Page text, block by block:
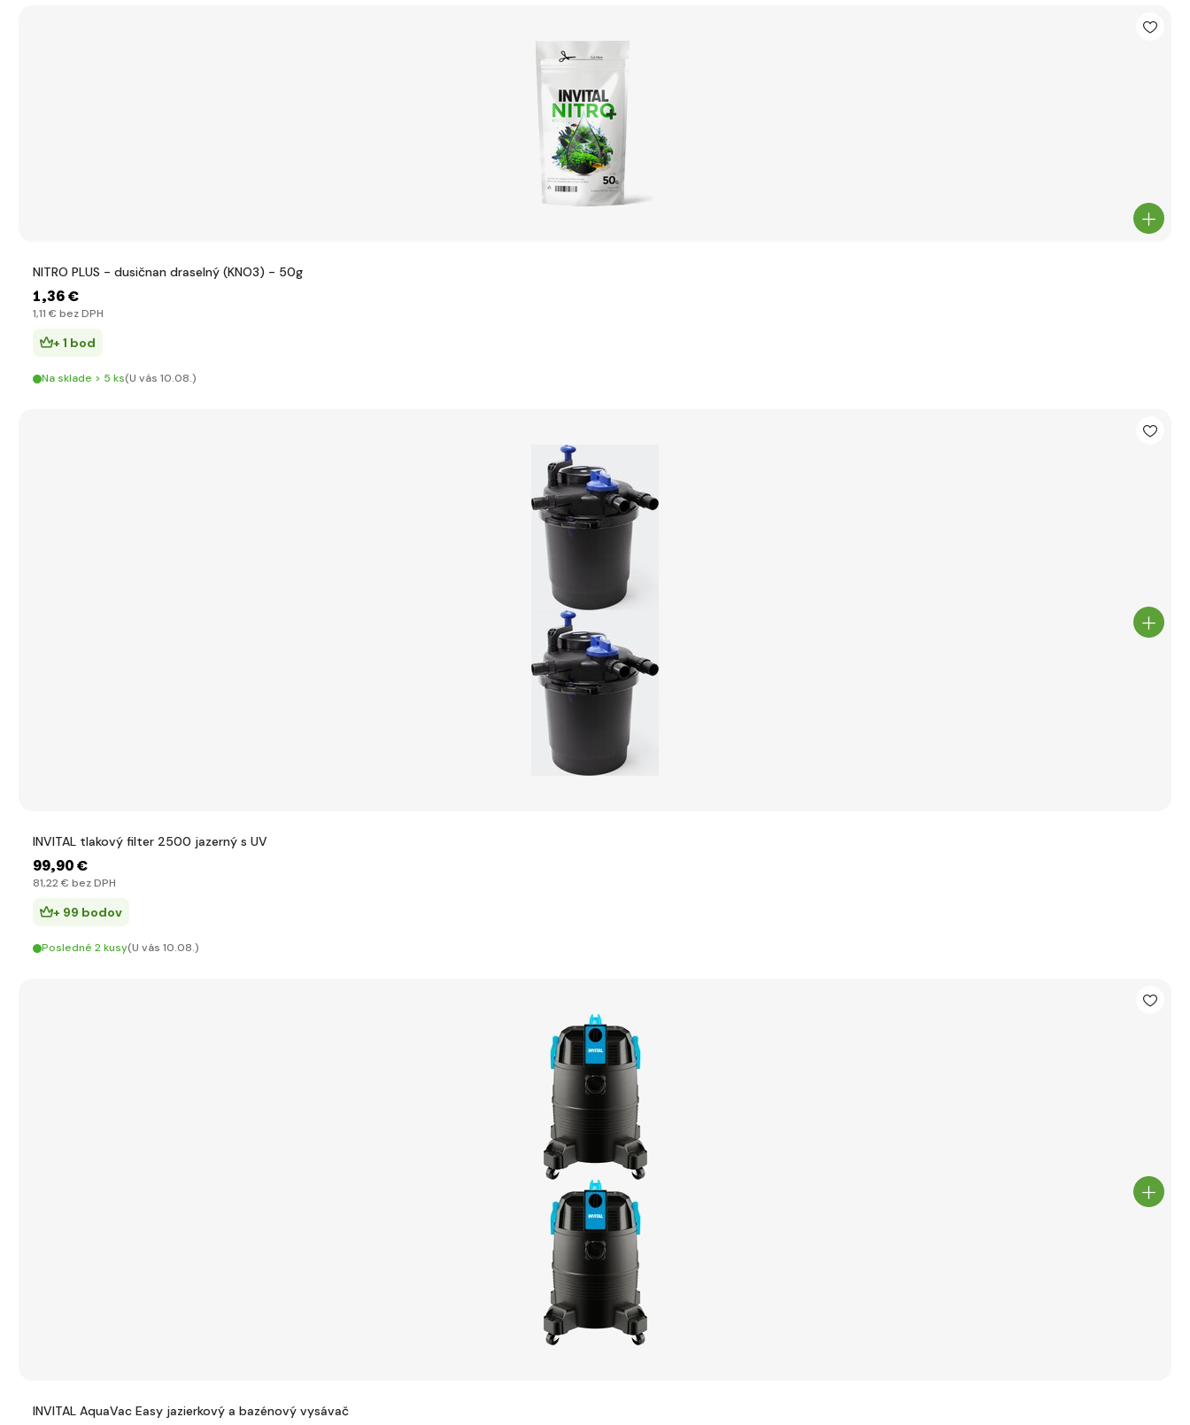
NITRO PLUS - dusičnan draselný (KNO3) - 50g
1,36 €
1,11 € bez DPH
+ 1 bod
Na sklade > 5 ks(U vás 10.08.)
INVITAL tlakový filter 2500 jazerný s UV
99,90 €
81,22 € bez DPH
+ 99 bodov
Posledné 2 kusy(U vás 10.08.)
INVITAL AquaVac Easy jazierkový a bazénový vysávač